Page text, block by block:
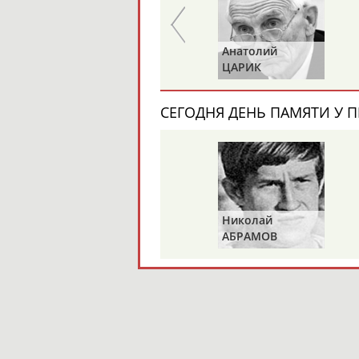
Виктор
БАЖЕНОВ
СЕГОДНЯ ДЕНЬ ПАМЯТИ У
Николай
АБРАМОВ